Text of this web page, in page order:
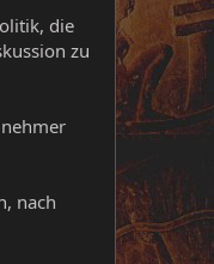
die
zu
nach